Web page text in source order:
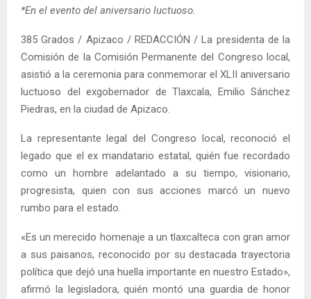
*En el evento del aniversario luctuoso.
385 Grados / Apizaco / REDACCIÓN / La presidenta de la
Comisión de la Comisión Permanente del Congreso local,
asistió a la ceremonia para conmemorar el XLII aniversario
luctuoso del exgobernador de Tlaxcala, Emilio Sánchez
Piedras, en la ciudad de Apizaco.
La representante legal del Congreso local, reconoció el
legado que el ex mandatario estatal, quién fue recordado
como un hombre adelantado a su tiempo, visionario,
progresista, quien con sus acciones marcó un nuevo
rumbo para el estado.
«Es un merecido homenaje a un tlaxcalteca con gran amor
a sus paisanos, reconocido por su destacada trayectoria
política que dejó una huella importante en nuestro Estado»,
afirmó la legisladora, quién montó una guardia de honor